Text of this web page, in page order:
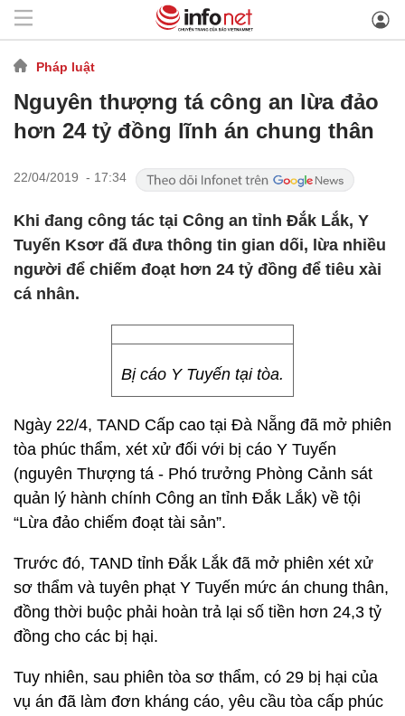
Pháp luật
Nguyên thượng tá công an lừa đảo
hơn 24 tỷ đồng lĩnh án chung thân
22/04/2019 - 17:34
Khi đang công tác tại Công an tỉnh Đắk Lắk, Y
Tuyến Ksơr đã đưa thông tin gian dối, lừa nhiều
người để chiếm đoạt hơn 24 tỷ đồng để tiêu xài
cá nhân.
Bị cáo Y Tuyến tại tòa.
Ngày 22/4, TAND Cấp cao tại Đà Nẵng đã mở phiên
tòa phúc thẩm, xét xử đối với bị cáo Y Tuyến
(nguyên Thượng tá - Phó trưởng Phòng Cảnh sát
quản lý hành chính Công an tỉnh Đắk Lắk) về tội
“Lừa đảo chiếm đoạt tài sản”.
Trước đó, TAND tỉnh Đắk Lắk đã mở phiên xét xử
sơ thẩm và tuyên phạt Y Tuyến mức án chung thân,
đồng thời buộc phải hoàn trả lại số tiền hơn 24,3 tỷ
đồng cho các bị hại.
Tuy nhiên, sau phiên tòa sơ thẩm, có 29 bị hại của
vụ án đã làm đơn kháng cáo, yêu cầu tòa cấp phúc